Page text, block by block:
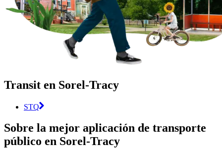
Transit en Sorel-Tracy
STQ
Sobre la mejor aplicación de transporte
público en Sorel-Tracy